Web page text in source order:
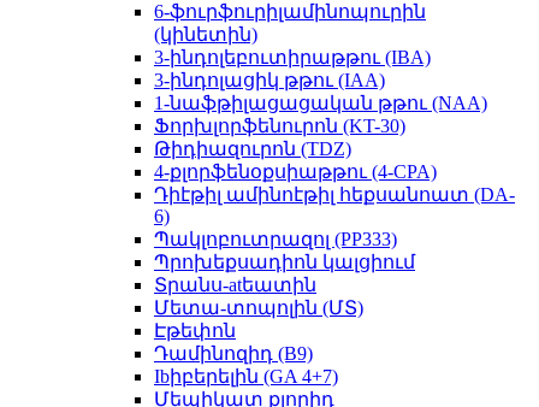
6-ֆուրֆուրիլամինոպուրին
(կինետին)
3-ինդոլեբուտիրաթթու (IBA)
3-ինդոլացիկ թթու (IAA)
1-նաֆթիլացացական թթու (NAA)
Ֆորխլորֆենուրոն (KT-30)
Թիդիազուրոն (TDZ)
4-քլորֆենօքսիաթթու (4-CPA)
Դիէթիլ ամինոէթիլ հեքսանոատ (DA-
6)
Պակլոբուտրազոլ (PP333)
Պրոխեքսադիոն կալցիում
Տրանս-atեատին
Մետա-տոպոլին (ՄՏ)
Էթեփոն
Դամինոզիդ (B9)
Ibիբերելին (GA 4+7)
Մեպիկատ քլորիդ